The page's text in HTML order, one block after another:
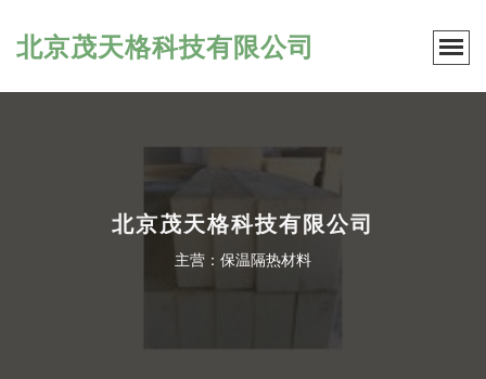
北京茂天格科技有限公司
北京茂天格科技有限公司
主营：保温隔热材料